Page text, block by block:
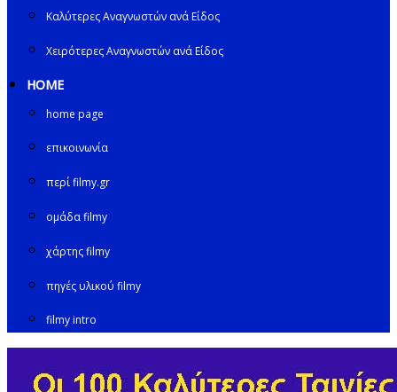
Καλύτερες Αναγνωστών ανά Είδος
Χειρότερες Αναγνωστών ανά Είδος
HOME
home page
επικοινωνία
περί filmy.gr
ομάδα filmy
χάρτης filmy
πηγές υλικού filmy
filmy intro